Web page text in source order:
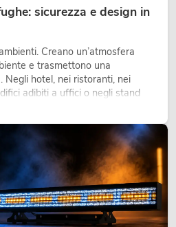
sicurezza e design in
Creano un’atmosfera
e trasmettono una
Negli hotel, nei ristoranti, nei
adibiti a uffici o negli stand
alta qualità è ormai parte
di arredamento.